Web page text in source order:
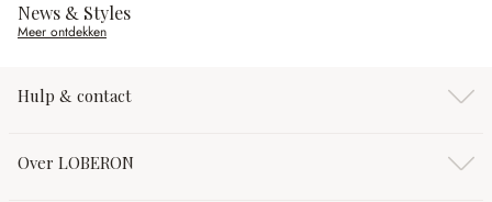
News & Styles
Meer ontdekken
Hulp & contact
Over LOBERON